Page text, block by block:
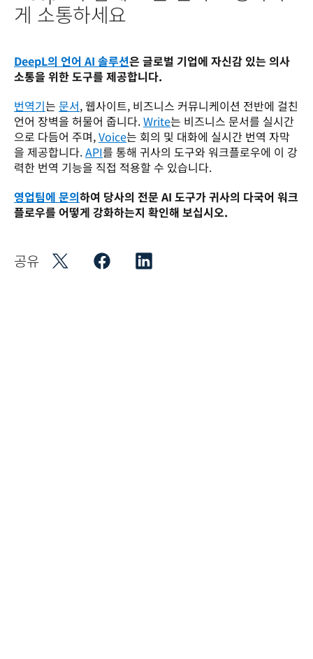
게 소통하세요
DeepL의 언어 AI 솔루션은 글로벌 기업에 자신감 있는 의사
소통을 위한 도구를 제공합니다.
번역기는 문서, 웹사이트, 비즈니스 커뮤니케이션 전반에 걸친
언어 장벽을 허물어 줍니다. Write는 비즈니스 문서를 실시간
으로 다듬어 주며, Voice는 회의 및 대화에 실시간 번역 자막
을 제공합니다. API를 통해 귀사의 도구와 워크플로우에 이 강
력한 번역 기능을 직접 적용할 수 있습니다.
영업팀에 문의하여 당사의 전문 AI 도구가 귀사의 다국어 워크
플로우를 어떻게 강화하는지 확인해 보십시오.
공유